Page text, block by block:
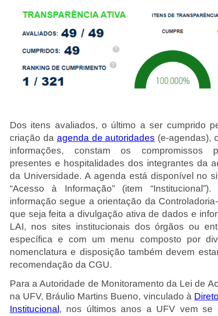
Dos itens avaliados, o último a ser cumprido
criação da agenda de autoridades (e-agendas),
informações, constam os compromissos
presentes e hospitalidades dos integrantes da
da Universidade. A agenda está disponível no
“Acesso à Informação” (item
informação segue a orientação da
que seja feita a divulgação ativa de dados e
LAI, nos sites institucionais dos órgãos ou
específica e com um menu composto por
nomenclatura e disposição também devem
recomendação da CGU.
Para a Autoridade de Monitoramento da Lei de
na UFV, Bráulio Martins Bueno, vinculado à
Institucional, nos últimos anos a UFV vem se